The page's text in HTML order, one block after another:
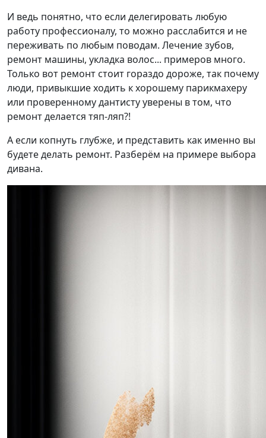
И ведь понятно, что если делегировать любую
работу профессионалу, то можно расслабится и не
переживать по любым поводам. Лечение зубов,
ремонт машины, укладка волос... примеров много.
Только вот ремонт стоит гораздо дороже, так почему
люди, привыкшие ходить к хорошему парикмахеру
или проверенному дантисту уверены в том, что
ремонт делается тяп-ляп?!
А если копнуть глубже, и представить как именно вы
будете делать ремонт. Разберём на примере выбора
дивана.